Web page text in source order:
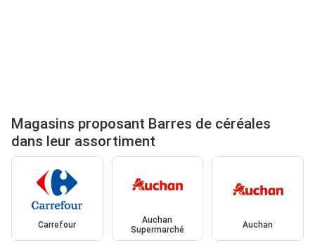
Magasins proposant Barres de céréales
dans leur assortiment
Carrefour
Auchan
Supermarché
Auchan